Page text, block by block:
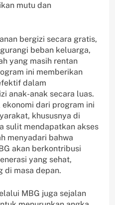
mutu dan
bergizi secara gratis,
beban keluarga,
yang masih rentan
ini memberikan
dalam
anak-anak secara luas.
dari program ini
khususnya di
sulit mendapatkan akses
menyadari bahwa
akan berkontribusi
yang sehat,
di masa depan.
MBG juga sejalan